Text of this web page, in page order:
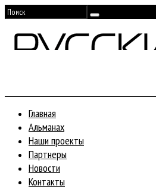
Главная
Альманах
Наши проекты
Партнеры
Новости
Контакты